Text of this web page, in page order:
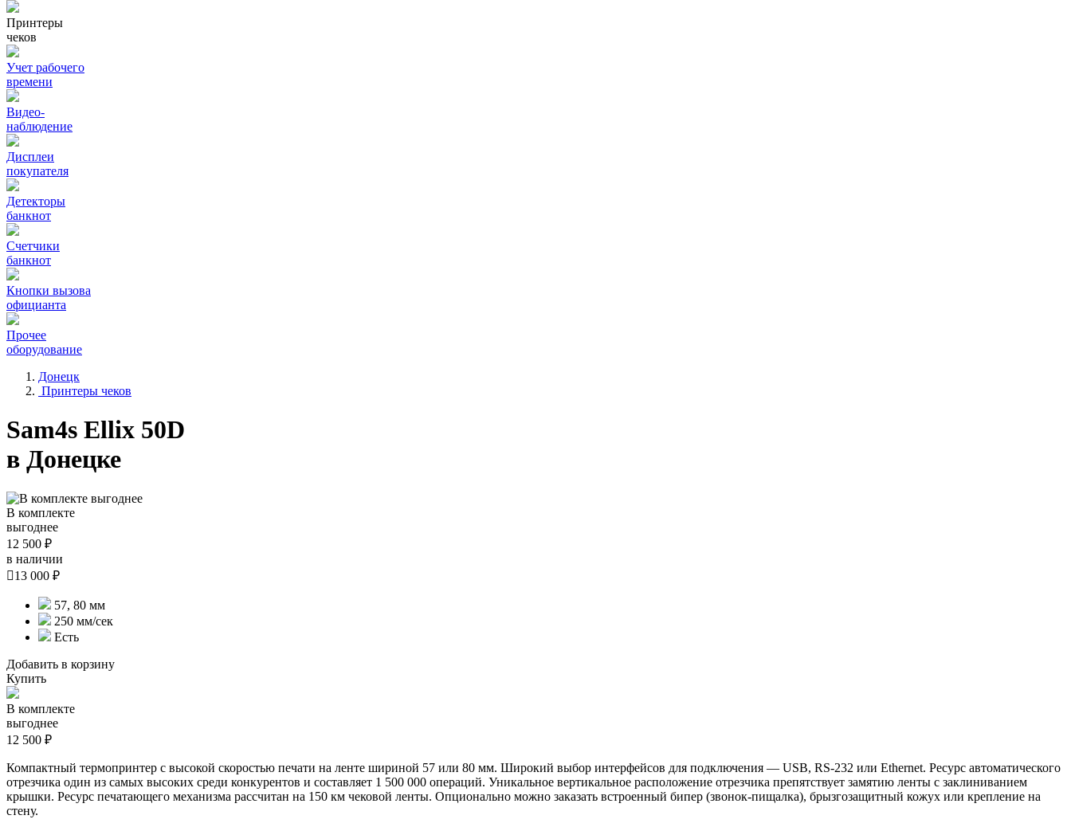
Принтеры
чеков
Учет рабочего
времени
Видео‑
наблюдение
Дисплеи
покупателя
Детекторы
банкнот
Счетчики
банкнот
Кнопки вызова
официанта
Прочее
оборудование
Донецк
Принтеры чеков
Sam4s Ellix 50D
в Донецке
В комплекте
выгоднее
12 500 ₽
в наличии
13 000 ₽
57, 80 мм
250 мм/сек
Есть
Добавить в корзину
Купить
В комплекте
выгоднее
12 500 ₽
Компактный термопринтер с высокой скоростью печати на ленте шириной 57 или 80 мм. Широкий выбор интерфейсов для подключения — USB, RS-232 или Ethernet. Ресурс автоматического
отрезчика один из самых высоких среди конкурентов и составляет 1 500 000 операций. Уникальное вертикальное расположение отрезчика препятствует замятию ленты с заклиниванием
крышки. Ресурс печатающего механизма рассчитан на 150 км чековой ленты. Опционально можно заказать встроенный бипер (звонок-пищалка), брызгозащитный кожух или крепление на
стену.